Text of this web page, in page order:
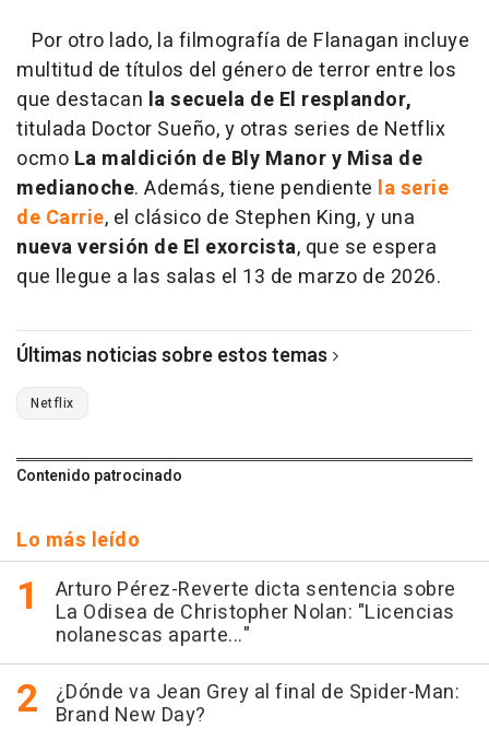
Por otro lado, la filmografía de Flanagan incluye
multitud de títulos del género de terror entre los
que destacan la secuela de El resplandor,
titulada Doctor Sueño, y otras series de Netflix
ocmo La maldición de Bly Manor y Misa de
medianoche. Además, tiene pendiente la serie
de Carrie, el clásico de Stephen King, y una
nueva versión de El exorcista, que se espera
que llegue a las salas el 13 de marzo de 2026.
Últimas noticias sobre estos temas
Netflix
Contenido patrocinado
Lo más leído
Arturo Pérez-Reverte dicta sentencia sobre
La Odisea de Christopher Nolan: "Licencias
nolanescas aparte..."
¿Dónde va Jean Grey al final de Spider-Man:
Brand New Day?